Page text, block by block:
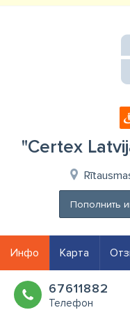
"Certex
Пополнить
Инфо Карта
67611882
Телефон